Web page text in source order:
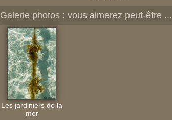
Galerie photos : vous aimerez peut-être ...
Les jardiniers de la
mer